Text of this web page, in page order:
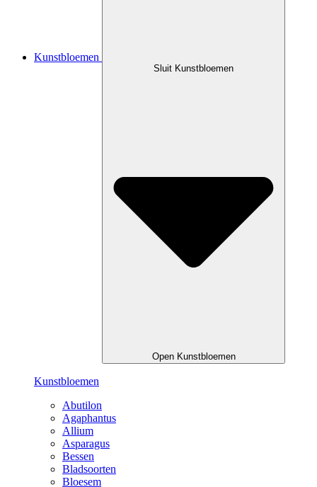
Kunstbloemen
Sluit Kunstbloemen
Open Kunstbloemen
Kunstbloemen
Abutilon
Agaphantus
Allium
Asparagus
Bessen
Bladsoorten
Bloesem